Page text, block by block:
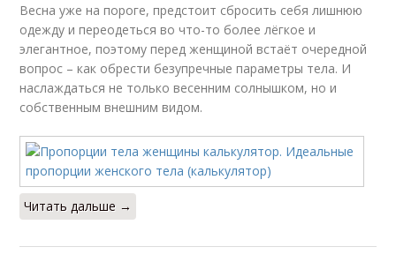
Весна уже на пороге, предстоит сбросить себя лишнюю
одежду и переодеться во что-то более лёгкое и
элегантное, поэтому перед женщиной встаёт очередной
вопрос – как обрести безупречные параметры тела. И
наслаждаться не только весенним солнышком, но и
собственным внешним видом.
Читать дальше →